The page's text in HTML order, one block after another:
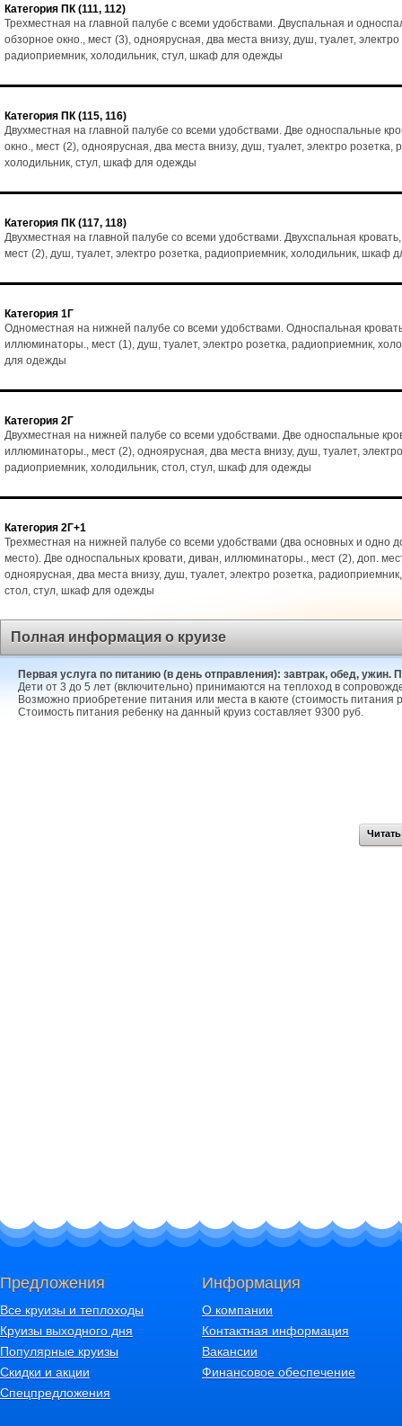
Категория ПК (111, 112)
Трехместная на главной палубе с всеми удобствами. Двуспальная и
обзорное окно., мест (3), одноярусная, два места внизу, душ, туалет, электро
радиоприемник, холодильник, стул, шкаф для одежды
Категория ПК (115, 116)
Двухместная на главной палубе со всеми удобствами. Две односпальные
окно., мест (2), одноярусная, два места внизу, душ, туалет, электро розетка,
холодильник, стул, шкаф для одежды
Категория ПК (117, 118)
Двухместная на главной палубе со всеми удобствами. Двухспальная
мест (2), душ, туалет, электро розетка, радиоприемник, холодильник, шкаф
Категория 1Г
Одноместная на нижней палубе со всеми удобствами. Односпальная
иллюминаторы., мест (1), душ, туалет, электро розетка, радиоприемник,
для одежды
Категория 2Г
Двухместная на нижней палубе со всеми удобствами. Две односпальные
иллюминаторы., мест (2), одноярусная, два места внизу, душ, туалет,
радиоприемник, холодильник, стол, стул, шкаф для одежды
Категория 2Г+1
Трехместная на нижней палубе со всеми удобствами (два основных и одно
место). Две односпальных кровати, диван, иллюминаторы., мест (2), доп.
одноярусная, два места внизу, душ, туалет, электро розетка,
стол, стул, шкаф для одежды
Полная информация о круизе
Первая услуга по питанию (в день отправления): завтрак, обед,
Дети от 3 до 5 лет (включительно) принимаются на теплоход в
Возможно приобретение питания или места в каюте (стоимость питания
Стоимость питания ребенку на данный круиз составляет 9300 руб.
Предложения
Все круизы и теплоходы
Круизы выходного дня
Популярные круизы
Скидки и акции
Спецпредложения
Информация
О компании
Контактная информация
Вакансии
Финансовое обеспечение